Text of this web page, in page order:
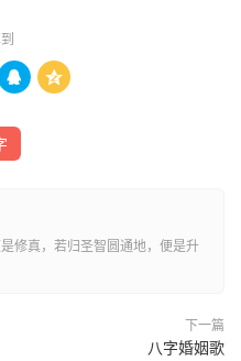
兑咽喉多不适，
兑巽是凶灾，
胆囊肩中风，
 
修真，若归圣智圆通地，便是升
下一篇
八字婚姻歌